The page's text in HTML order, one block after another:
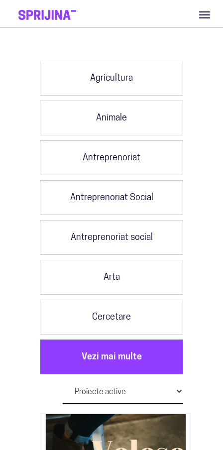
Agricultura
Animale
Antreprenoriat
Antreprenoriat Social
Antreprenoriat social
Arta
Cercetare
Vezi mai multe